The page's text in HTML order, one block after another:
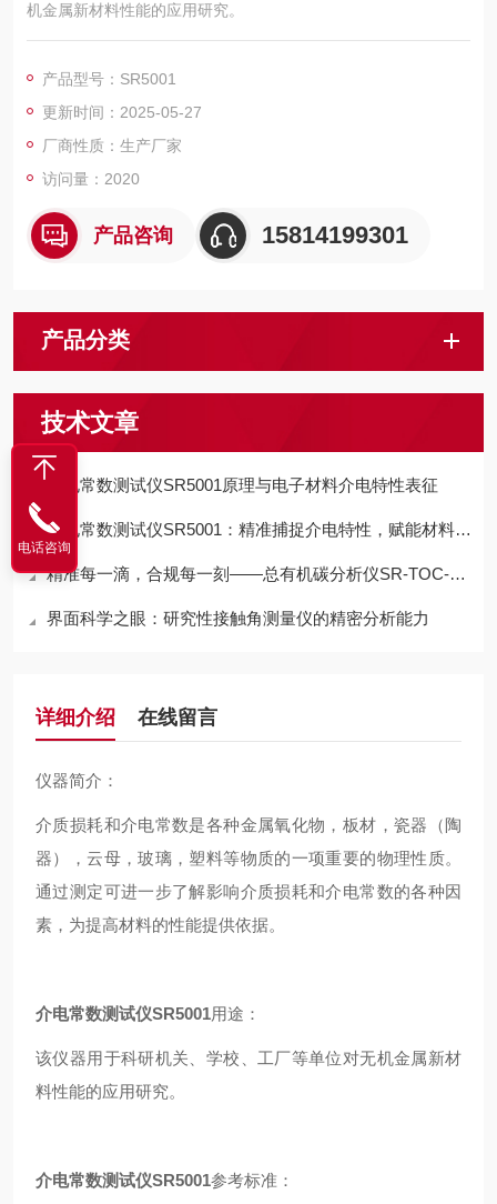
机金属新材料性能的应用研究。
产品型号：SR5001
更新时间：2025-05-27
厂商性质：生产厂家
访问量：2020
产品咨询 15814199301
产品分类
技术文章
介电常数测试仪SR5001原理与电子材料介电特性表征
介电常数测试仪SR5001：精准捕捉介电特性，赋能材料研发与电子应用
精准每一滴，合规每一刻——总有机碳分析仪SR-TOC-01A赋能水质检测
界面科学之眼：研究性接触角测量仪的精密分析能力
详细介绍 在线留言
仪器简介：
介质损耗和介电常数是各种金属氧化物，板材，瓷器（陶
器），云母，玻璃，塑料等物质的一项重要的物理性质。
通过测定可进一步了解影响介质损耗和介电常数的各种因
素，为提高材料的性能提供依据。
介电常数测试仪SR5001用途：
该仪器用于科研机关、学校、工厂等单位对无机金属新材
料性能的应用研究。
介电常数测试仪SR5001参考标准：
电话咨询